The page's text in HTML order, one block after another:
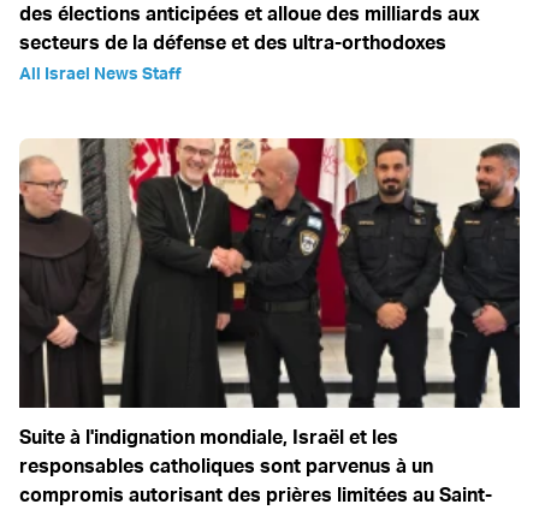
des élections anticipées et alloue des milliards aux
secteurs de la défense et des ultra-orthodoxes
All Israel News Staff
Suite à l'indignation mondiale, Israël et les
responsables catholiques sont parvenus à un
compromis autorisant des prières limitées au Saint-